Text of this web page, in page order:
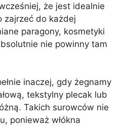
że jest idealnie
zajrzeć do każdej
paragony, kosmetyki
nie powinny tam
inaczej, gdy żegnamy
tekstylny plecak lub
Takich surowców nie
ponieważ włókna